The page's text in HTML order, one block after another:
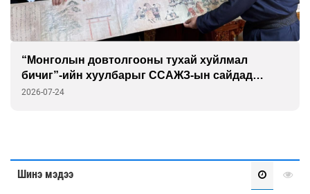
“Монголын довтолгооны тухай хуйлмал
бичиг”-ийн хуулбарыг ССАЖЗ-ын сайдад
гардуулав
2026-07-24
Шинэ мэдээ